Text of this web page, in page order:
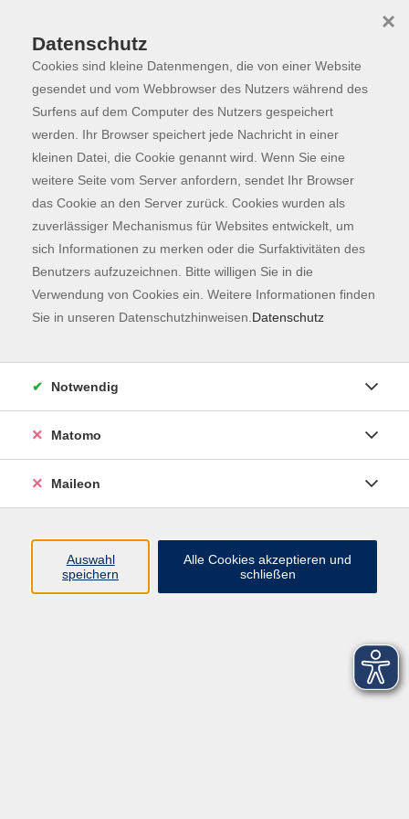
Skip to main content
Programm
Der Kurs konnte nicht gefunden werden.
Kontaktformular
Impressum
AGB
Datenschutzerklärung
Datenschutz
Cookies sind kleine Datenmengen, die von einer Website
gesendet und vom Webbrowser des Nutzers während des
Surfens auf dem Computer des Nutzers gespeichert
werden. Ihr Browser speichert jede Nachricht in einer
kleinen Datei, die Cookie genannt wird. Wenn Sie eine
weitere Seite vom Server anfordern, sendet Ihr Browser
das Cookie an den Server zurück. Cookies wurden als
zuverlässiger Mechanismus für Websites entwickelt, um
sich Informationen zu merken oder die Surfaktivitäten des
Benutzers aufzuzeichnen. Bitte willigen Sie in die
Verwendung von Cookies ein. Weitere Informationen finden
Sie in unseren Datenschutzhinweisen. Datenschutz
×
Notwendig
Matomo
Maileon
Auswahl
speichern
Alle Cookies akzeptieren und
schließen